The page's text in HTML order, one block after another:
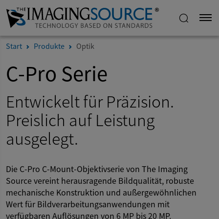
Start Produkte Optik
C-Pro Serie
Entwickelt für Präzision.
Preislich auf Leistung
ausgelegt.
Die C-Pro C-Mount-Objektivserie von The Imaging
Source vereint herausragende Bildqualität, robuste
mechanische Konstruktion und außergewöhnlichen
Wert für Bildverarbeitungsanwendungen mit
verfügbaren Auflösungen von 6 MP bis 20 MP.